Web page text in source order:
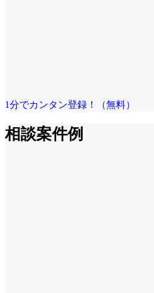
1分でカンタン登録！（無料）
相談案件例